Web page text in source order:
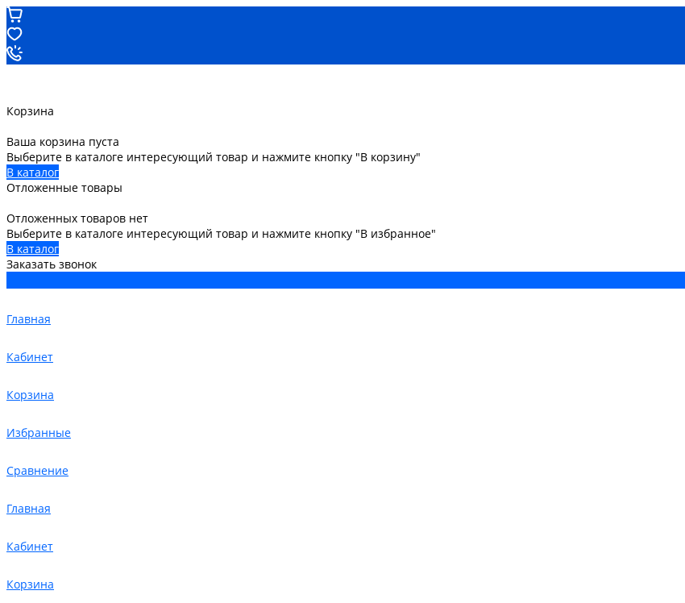
Корзина
Ваша корзина пуста
Выберите в каталоге интересующий товар и нажмите кнопку "В корзину"
В каталог
Отложенные товары
Отложенных товаров нет
Выберите в каталоге интересующий товар и нажмите кнопку "В избранное"
В каталог
Заказать звонок
Главная
Кабинет
Корзина
Избранные
Сравнение
Главная
Кабинет
Корзина